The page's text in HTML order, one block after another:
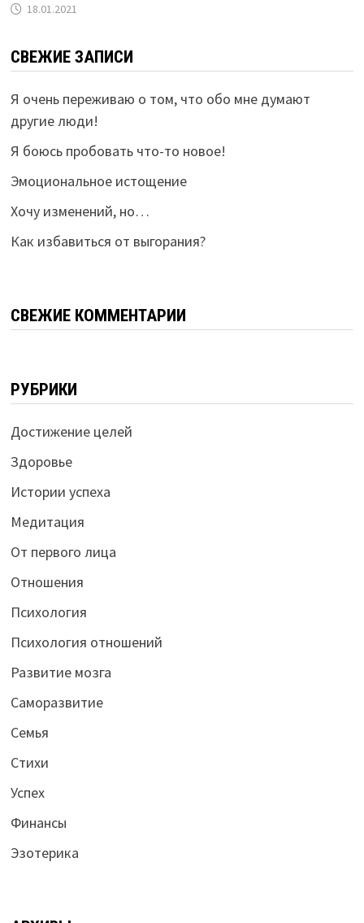
18.01.2021
СВЕЖИЕ ЗАПИСИ
Я очень переживаю о том, что обо мне думают
другие люди!
Я боюсь пробовать что-то новое!
Эмоциональное истощение
Хочу изменений, но…
Как избавиться от выгорания?
СВЕЖИЕ КОММЕНТАРИИ
РУБРИКИ
Достижение целей
Здоровье
Истории успеха
Медитация
От первого лица
Отношения
Психология
Психология отношений
Развитие мозга
Саморазвитие
Семья
Стихи
Успех
Финансы
Эзотерика